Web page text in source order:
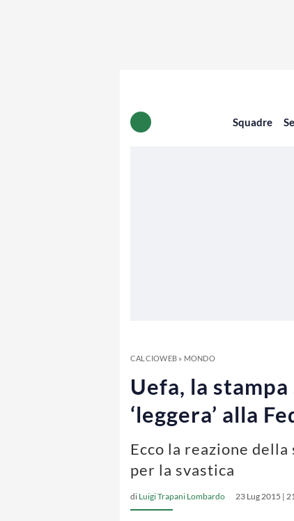
Squadre
CALCIOWEB» MONDO
Uefa, la
‘leggera’ alla
Ecco la reazione
per la svastica
di Luigi Trapani Lombardo 23 Lug 2015 |